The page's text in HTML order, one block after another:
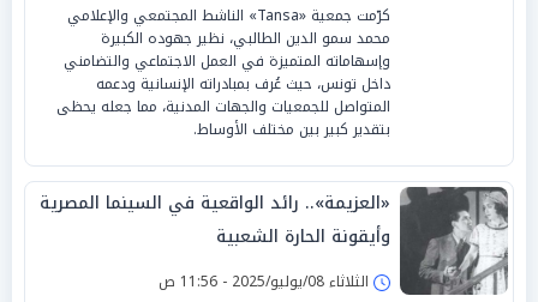
كرّمت جمعية «Tansa» الناشط المجتمعي والإعلامي
محمد سمو الدين الطالبي، نظير جهوده الكبيرة
وإسهاماته المتميزة في العمل الاجتماعي والتضامني
داخل تونس، حيث عُرف بمبادراته الإنسانية ودعمه
المتواصل للجمعيات والجهات المدنية، مما جعله يحظى
بتقدير كبير بين مختلف الأوساط.
«العزيمة».. رائد الواقعية في السينما المصرية
وأيقونة الحارة الشعبية
الثلاثاء 08/يوليو/2025 - 11:56 ص